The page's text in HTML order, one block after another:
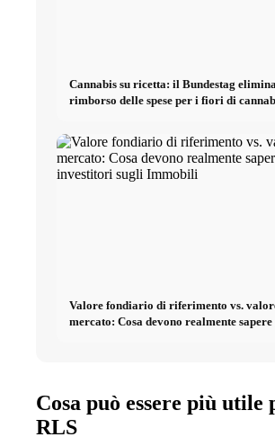
Cannabis su ricetta: il Bundestag
rimborso delle spese per i fiori di
Valore fondiario di riferimento vs.
mercato: Cosa devono realmente
Cosa può essere più utile
RLS